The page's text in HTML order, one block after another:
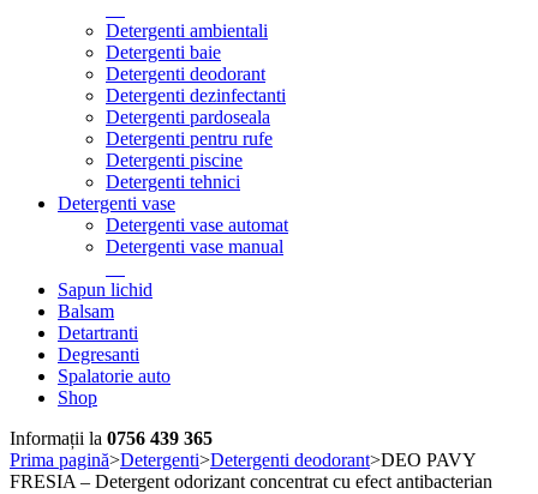
Detergenti ambientali
Detergenti baie
Detergenti deodorant
Detergenti dezinfectanti
Detergenti pardoseala
Detergenti pentru rufe
Detergenti piscine
Detergenti tehnici
Detergenti vase
Detergenti vase automat
Detergenti vase manual
Sapun lichid
Balsam
Detartranti
Degresanti
Spalatorie auto
Shop
Informații la 0756 439 365
Prima pagină>Detergenti>Detergenti deodorant>DEO PAVY
FRESIA – Detergent odorizant concentrat cu efect antibacterian